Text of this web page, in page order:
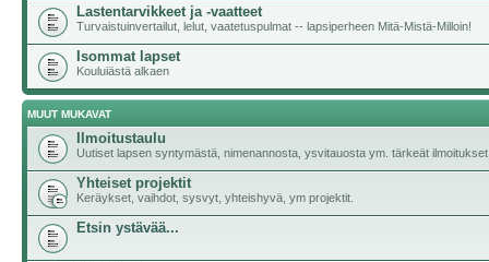
Lastentarvikkeet ja -vaatteet
Turvaistuinvertailut, lelut, vaatetuspulmat -- lapsiperheen Mitä-Mistä-Milloin!
Isommat lapset
Kouluiästä alkaen
MUUT MUKAVAT
Ilmoitustaulu
Uutiset lapsen syntymästä, nimenannosta, ysvitauosta ym. tärkeät ilmoitukset
Yhteiset projektit
Keräykset, vaihdot, sysvyt, yhteishyvä, ym projektit.
Etsin ystävää...